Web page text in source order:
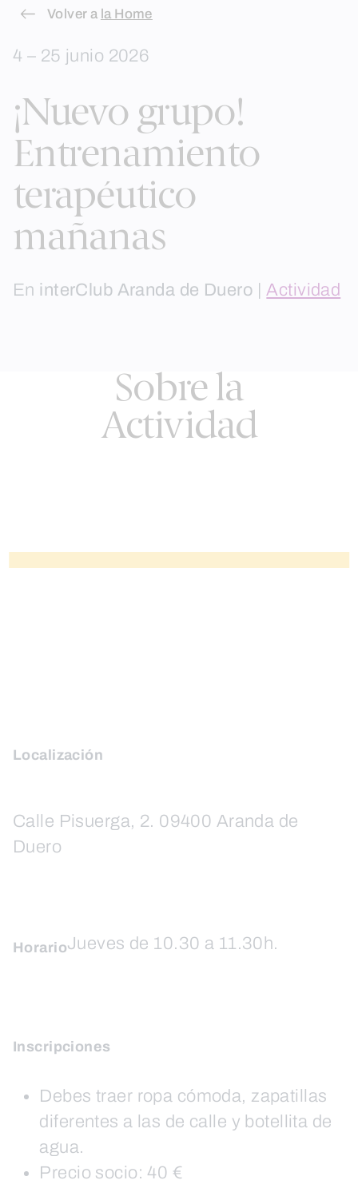
Skip
content
Volver a la Home
4 – 25 junio 2026
¡Nuevo grupo!
Entrenamiento
terapéutico
mañanas
En interClub Aranda de Duero |Actividad
Sobre la
Actividad
Localización
Calle Pisuerga, 2. 09400 Aranda de
Duero
HorarioJueves de 10.30 a 11.30h.
Inscripciones
Debes traer ropa cómoda, zapatillas
diferentes a las de calle y botellita de
agua.
Precio socio: 40 €